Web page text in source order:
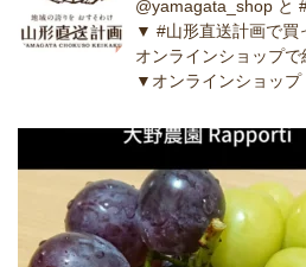
@yamagata_shop と
▼ #山形直送計画で買
オンラインショップ
▼オンラインショップ